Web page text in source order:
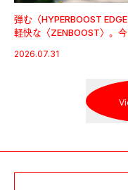
弾む〈HYPERBOOST
軽快な〈ZENBOOST〉。今
出した新機軸。
2026.07.31